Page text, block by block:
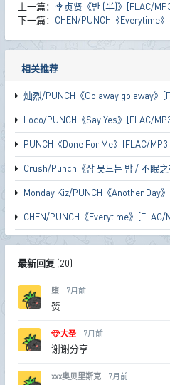
上一篇： 李贞贤《반 (半)》[FLAC/
下一篇： CHEN/PUNCH《Everytime
相关推荐
灿烈/PUNCH《Go away go away》
Loco/PUNCH《Say Yes》[FLAC/
PUNCH《Done For Me》[FLAC/
Crush/Punch《잠 못드는 밤 / 不眠
Monday Kiz/PUNCH《Another Day
CHEN/PUNCH《Everytime》[FLAC/
最新回复(20)
堕 7月前
赞
大圣 7月前
谢谢分享
xxx奥贝里斯克 7月前